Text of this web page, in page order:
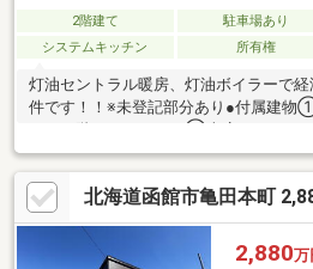
2階建て 駐車場あり
システムキッチン
所有権
灯油セントラル暖房、灯油ボイラーで
件です！！※未登記部分あり●付属建物
㎡・２階２７．８４㎡②車庫：２８．８
北海道函館市亀田本町
2,880万